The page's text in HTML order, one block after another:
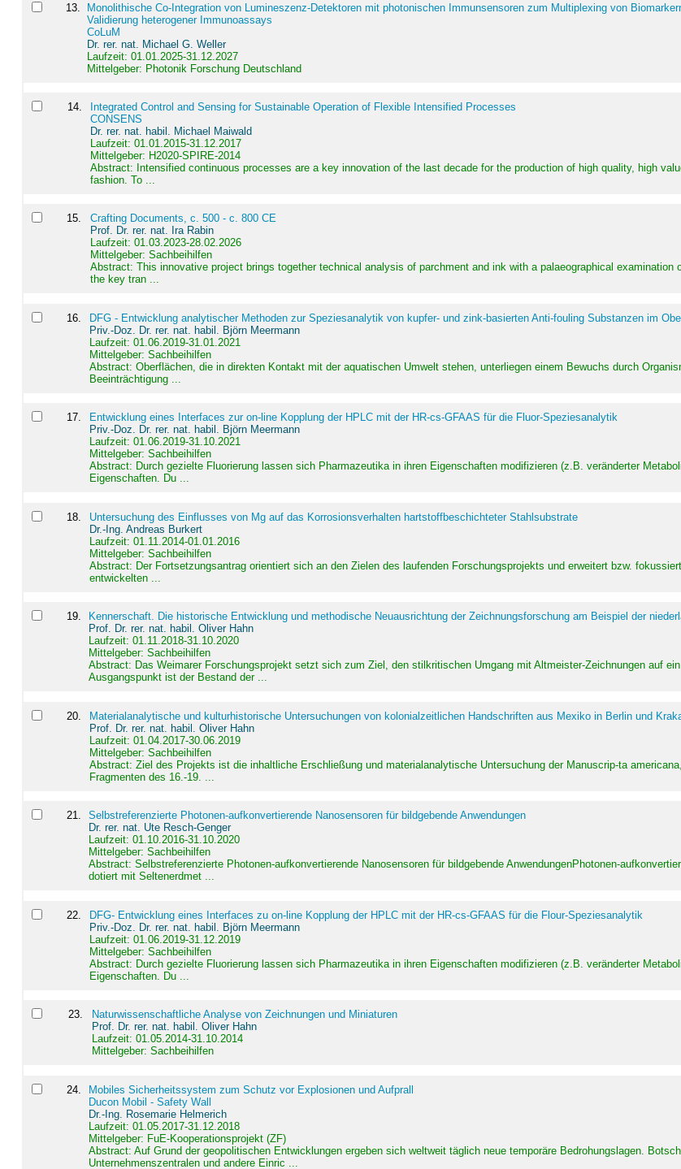
13.
Monolithische Co-Integration von Lumineszenz-Detektoren mit photonischen Immunsensoren zum Multiplexing von
Validierung heterogener Immunoassays
CoLuM
Dr. rer. nat. Michael G. Weller
Laufzeit: 01.01.2025-31.12.2027
Mittelgeber: Photonik Forschung Deutschland
14.
Integrated Control and Sensing for Sustainable Operation of Flexible Intensified Processes
CONSENS
Dr. rer. nat. habil. Michael Maiwald
Laufzeit: 01.01.2015-31.12.2017
Mittelgeber: H2020-SPIRE-2014
Abstract: Intensified continuous processes are a key innovation of the last decade for the production of high quality, high
fashion. To ...
15.
Crafting Documents, c. 500 - c. 800 CE
Prof. Dr. rer. nat. Ira Rabin
Laufzeit: 01.03.2023-28.02.2026
Mittelgeber: Sachbeihilfen
Abstract: This innovative project brings together technical analysis of parchment and ink with a palaeographical
the key tran ...
16
DFG - Entwicklung analytischer Methoden zur Speziesanalytik von kupfer- und zink-basierten Anti-fouling Substanzen im
Priv.-Doz. Dr. rer. nat. habil. Björn Meermann
Laufzeit: 01.06.2019-31.01.2021
Mittelgeber: Sachbeihilfen
Abstract:Oberflächen, die in direkten Kontakt mit der aquatischen Umwelt stehen, unterliegen einem Bewuchs durch
Beeinträchtigung ...
17.
Entwicklung eines Interfaces zur on-line Kopplung der HPLC mit der HR-cs-GFAAS für die Fluor-Speziesanalytik
Priv.-Doz. Dr. rer. nat. habil. Björn Meermann
Laufzeit: 01.06.2019-31.10.2021
Mittelgeber: Sachbeihilfen
Abstract: Durch gezielte Fluorierung lassen sich Pharmazeutika in ihren Eigenschaften modifizieren (z.B. veränderter
Eigenschaften. Du ...
18
Untersuchung des Einflusses von Mg auf das Korrosionsverhalten hartstoffbeschichteter Stahlsubstrate
Dr.-Ing. Andreas Burkert
Laufzeit: 01.11.2014-01.01.2016
Mittelgeber: Sachbeihilfen
Abstract: Der Fortsetzungsantrag orientiert sich an den Zielen des laufenden Forschungsprojekts und erweitert bzw.
entwickelten ...
19.
Kennerschaft. Die historische Entwicklung und methodische Neuausrichtung der Zeichnungsforschung am Beispiel der
Prof. Dr. rer. nat. habil. Oliver Hahn
Laufzeit: 01.11.2018-31.10.2020
Mittelgeber: Sachbeihilfen
Abstract: Das Weimarer Forschungsprojekt setzt sich zum Ziel, den stilkritischen Umgang mit Altmeister-Zeichnungen auf
Ausgangspunkt ist der Bestand der ...
20
Materialanalytische und kulturhistorische Untersuchungen von kolonialzeitlichen Handschriften aus Mexiko in Berlin und
Prof. Dr. rer. nat. habil. Oliver Hahn
Laufzeit: 01.04.2017-30.06.2019
Mittelgeber: Sachbeihilfen
Abstract: Ziel des Projekts ist die inhaltliche Erschließung und materialanalytische Untersuchung der Manuscrip-ta
Fragmenten des 16.-19. ...
21.
Selbstreferenzierte Photonen-aufkonvertierende Nanosensoren für bildgebende Anwendungen
Dr. rer. nat. Ute Resch-Genger
Laufzeit: 01.10.2016-31.10.2020
Mittelgeber: Sachbeihilfen
Abstract:Selbstreferenzierte Photonen-aufkonvertierende Nanosensoren für bildgebende AnwendungenPhotonen-
dotiert mit Seltenerdmet ...
22
DFG- Entwicklung eines Interfaces zu on-line Kopplung der HPLC mit der HR-cs-GFAAS für die Flour-Speziesanalytik
Priv.-Doz. Dr. rer. nat. habil. Björn Meermann
Laufzeit: 01.06.2019-31.12.2019
Mittelgeber: Sachbeihilfen
Abstract: Durch gezielte Fluorierung lassen sich Pharmazeutika in ihren Eigenschaften modifizieren (z.B. veränderter
Eigenschaften. Du ...
23.
Naturwissenschaftliche Analyse von Zeichnungen und Miniaturen
Prof. Dr. rer. nat. habil. Oliver Hahn
Laufzeit: 01.05.2014-31.10.2014
Mittelgeber: Sachbeihilfen
24.
Mobiles Sicherheitssystem zum Schutz vor Explosionen und Aufprall
Ducon Mobil - Safety Wall
Dr.-Ing. Rosemarie Helmerich
Laufzeit: 01.05.2017-31.12.2018
Mittelgeber: FuE-Kooperationsprojekt (ZF)
Abstract:Auf Grund der geopolitischen Entwicklungen ergeben sich weltweit täglich neue temporäre Bedrohungslagen.
Unternehmenszentralen und andere Einric ...